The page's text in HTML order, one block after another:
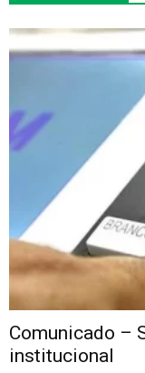
Comunicado –
institucional